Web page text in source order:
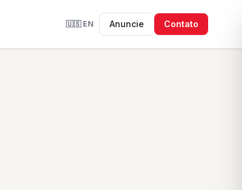
🇺🇸 EN Anuncie Contato